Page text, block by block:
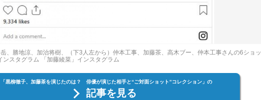
岳、勝地涼、加治将樹、（下3人左から）仲本工事、加藤茶、高木ブー、仲本工事さんの6ショッ
スタグラム 「加藤綾菜」インスタグラム
「黒柳徹子、加藤茶を演じたのは？ 俳優が演じた相手と“ご対面ショット”コレクション」の
記事を見る